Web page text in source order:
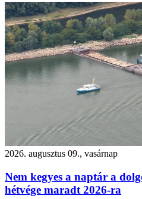
2026. augusztus 09., vasárnap
Nem kegyes a naptár a
hétvége maradt 2026-ra